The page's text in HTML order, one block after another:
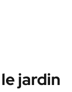
jardin